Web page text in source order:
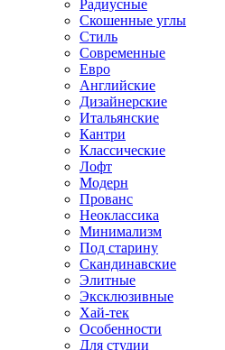
Радиусные
Скошенные углы
Стиль
Современные
Евро
Английские
Дизайнерские
Итальянские
Кантри
Классические
Лофт
Модерн
Прованс
Неоклассика
Минимализм
Под старину
Скандинавские
Элитные
Эксклюзивные
Хай-тек
Особенности
Для студии